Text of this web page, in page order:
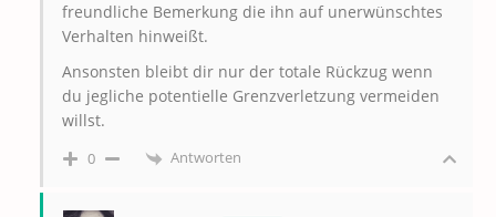
freundliche Bemerkung die ihn auf unerwünschtes
Verhalten hinweißt.
Ansonsten bleibt dir nur der totale Rückzug wenn
du jegliche potentielle Grenzverletzung vermeiden
willst.
0 Antworten